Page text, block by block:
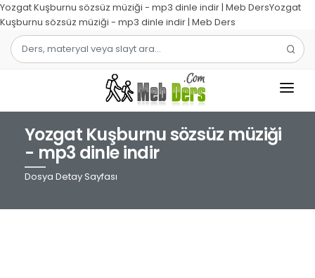
Yozgat Kuşburnu sözsüz müziği - mp3 dinle indir | Meb DersYozgat
Kuşburnu sözsüz müziği - mp3 dinle indir | Meb Ders
1.SINIF
2.SINIF
Yozgat Kuşburnu sözsüz müziği
- mp3 dinle indir
Dosya Detay Sayfası